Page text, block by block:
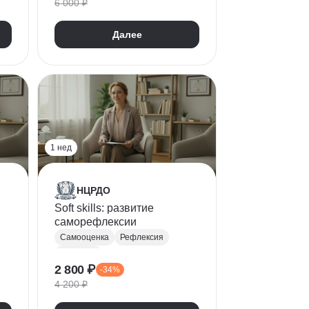
6 000 ₽
Далее
1 нед
НЦРДО
Soft skills: развитие
саморефлексии
Самооценка
Рефлексия
2 800 ₽ -34%
4 200 ₽